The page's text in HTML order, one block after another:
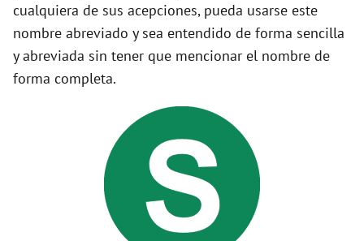
cualquiera de sus acepciones, pueda usarse este
nombre abreviado y sea entendido de forma sencilla
y abreviada sin tener que mencionar el nombre de
forma completa.